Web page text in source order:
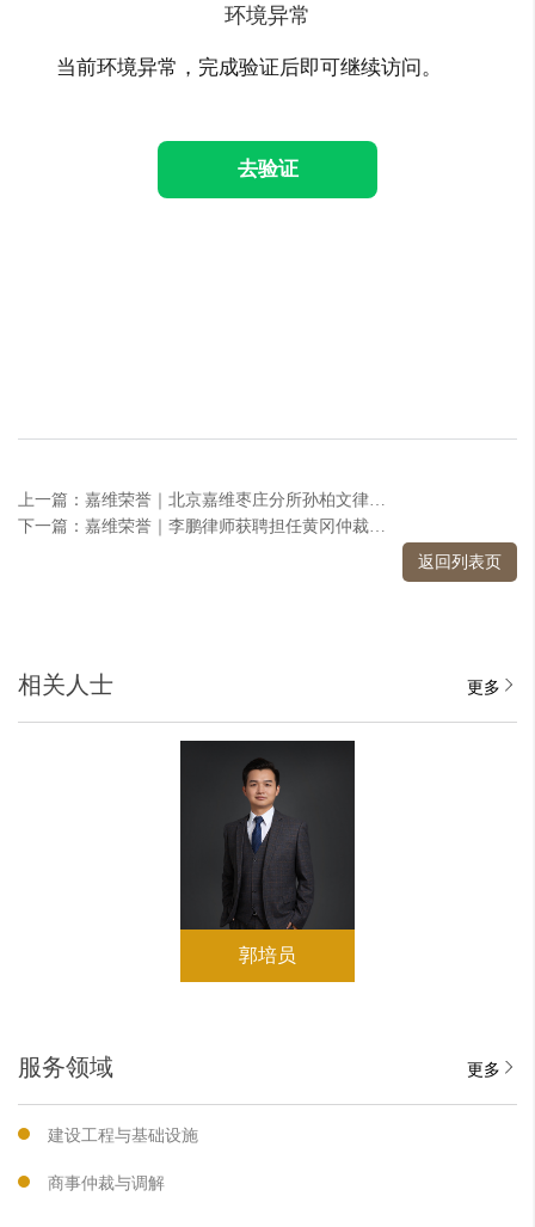
环境异常
当前环境异常，完成验证后即可继续访问。
去验证
上一篇：嘉维荣誉｜北京嘉维枣庄分所孙柏文律师受聘担任第五届枣庄市党政一体法律顾问
下一篇：嘉维荣誉｜李鹏律师获聘担任黄冈仲裁委员会仲裁员
返回列表页
相关人士 更多
郭培员
服务领域 更多
建设工程与基础设施
商事仲裁与调解